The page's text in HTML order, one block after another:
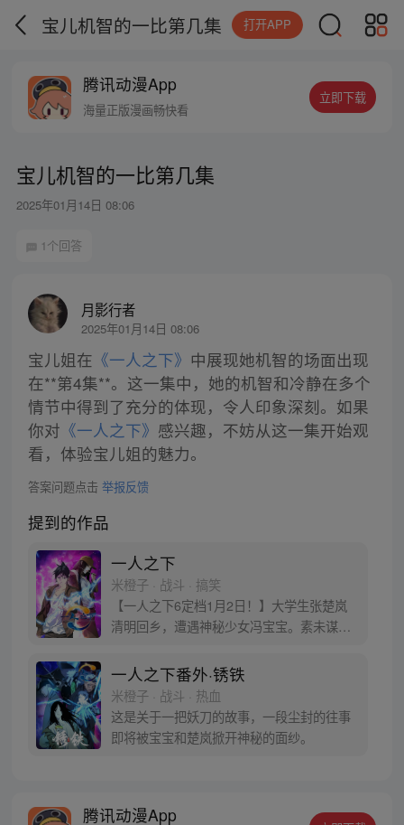
宝儿机智的一比第几集 打开APP
腾讯动漫App
海量正版漫画畅快看
立即下载
宝儿机智的一比第几集
2025年01月14日 08:06
1个回答
月影行者
2025年01月14日 08:06
宝儿姐在 《一人之下》 中展现她机智的场面出现
在**第4集**。这一集中，她的机智和冷静在多个
情节中得到了充分的体现，令人印象深刻。如果
你对 《一人之下》 感兴趣，不妨从这一集开始观
看，体验宝儿姐的魅力。
答案问题点击 举报反馈
提到的作品
一人之下
米橙子 · 战斗 · 搞笑
【一人之下6定档1月2日！】大学生张楚岚
清明回乡，遭遇神秘少女冯宝宝。素未谋面
自己打工的快递公司。为了帮冯宝宝寻找她
的身世，也为了查清自己与爷爷身上的秘
密，张楚岚的生活被彻底颠覆，与冯宝宝一
同踏上“异人”之旅。
一人之下番外·锈铁
米橙子 · 战斗 · 热血
这是关于一把妖刀的故事，一段尘封的往事
即将被宝宝和楚岚掀开神秘的面纱。
腾讯动漫App